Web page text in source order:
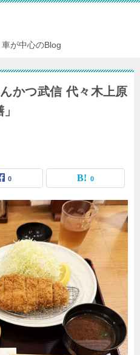
が中心のBlog
かつ武信 代々木上原
0 0